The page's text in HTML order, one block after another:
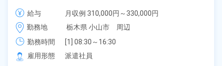
OK◎1食400円～の格安食堂有り！マイカー通勤OK！
《栃木県小山市》
給与
月収例 310,000円～330,000円
時給 1,600円～1,600円
勤務地
栃木県 小山市　周辺
勤務時間
[1] 08:30～16:30
[2] 15:00～23:30
[3] 20:00～04:30
雇用形態
派遣社員